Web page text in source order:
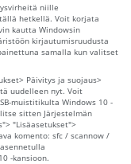
niille
hetkellä. Voit korjata
kautta Windowsin
kirjautumisruudusta
samalla kun valitset
Päivitys ja suojaus>
uudelleen nyt. Voit
muistitikulta Windows 10 -
sitten Järjestelmän
"Lisäasetukset">
komento: sfc / scannow /
-kansioon.